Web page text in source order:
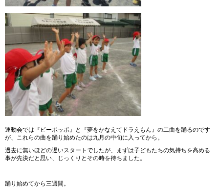
運動会では『ピーポッポ』と『夢をかなえてドラえもん』の二曲を踊るのです
が、これらの曲を踊り始めたのは九月の中旬に入ってから。
過去に無いほどの遅いスタートでしたが、まずは子どもたちの気持ちを高める
事が先決だと思い、じっくりとその時を待ちました。
踊り始めてから三週間。